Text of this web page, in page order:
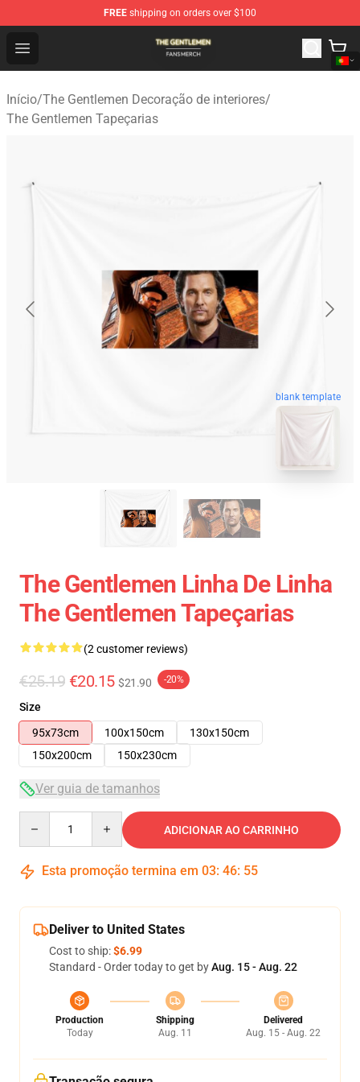
FREE shipping on orders over $100
Open menu
The Gentlemen Shop - Official The Gentlemen
Início/The Gentlemen Decoração de interiores/
The Gentlemen Tapeçarias
blank template
The Gentlemen Linha De Linha
The Gentlemen Tapeçarias
(2 customer reviews)
€25.19 €20.15 $21.90 -20%
Size
95x73cm
100x150cm
130x150cm
150x200cm
150x230cm
Ver guia de tamanhos
ADICIONAR AO CARRINHO
Esta promoção termina em 03: 46: 54
Deliver to United States
Cost to ship:$6.99
Standard - Order today to get byAug. 15 - Aug. 22
Production
Today
Shipping
Aug. 11
Delivered
Aug. 15 - Aug. 22